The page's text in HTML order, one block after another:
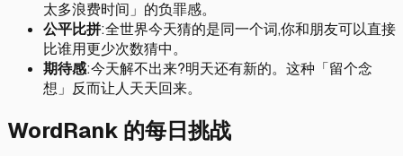
太多浪费时间」的负罪感。
公平比拼:全世界今天猜的是同一个词,你和朋友可以直接
比谁用更少次数猜中。
期待感:今天解不出来?明天还有新的。这种「留个念
想」反而让人天天回来。
WordRank 的每日挑战